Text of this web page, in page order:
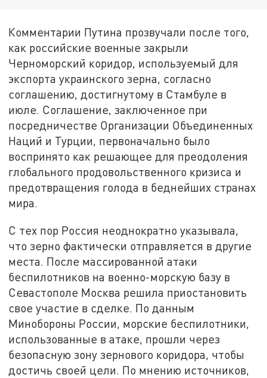
Комментарии Путина прозвучали после того,
как российские военные закрыли
Черноморский коридор, используемый для
экспорта украинского зерна, согласно
соглашению, достигнутому в Стамбуле в
июле. Соглашение, заключенное при
посредничестве Организации Объединенных
Наций и Турции, первоначально было
воспринято как решающее для преодоления
глобального продовольственного кризиса и
предотвращения голода в беднейших странах
мира.
С тех пор Россия неоднократно указывала,
что зерно фактически отправляется в другие
места. После массированной атаки
беспилотников на военно-морскую базу в
Севастополе Москва решила приостановить
свое участие в сделке. По данным
Минобороны России, морские беспилотники,
использованные в атаке, прошли через
безопасную зону зернового коридора, чтобы
достичь своей цели. По мнению источников,